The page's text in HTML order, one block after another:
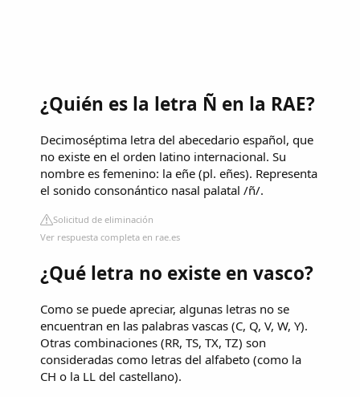
¿Quién es la letra Ñ en la RAE?
Decimoséptima letra del abecedario español, que
no existe en el orden latino internacional. Su
nombre es femenino: la eñe (pl. eñes). Representa
el sonido consonántico nasal palatal /ñ/.
Solicitud de eliminación
Ver respuesta completa en rae.es
¿Qué letra no existe en vasco?
Como se puede apreciar, algunas letras no se
encuentran en las palabras vascas (C, Q, V, W, Y).
Otras combinaciones (RR, TS, TX, TZ) son
consideradas como letras del alfabeto (como la
CH o la LL del castellano).